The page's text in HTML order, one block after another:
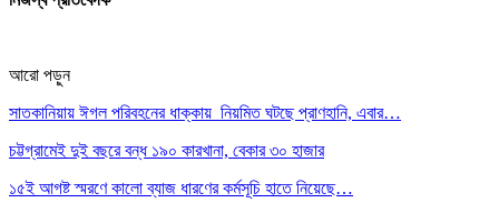
আরো পড়ুন
সাতকানিয়ায় ঈগল পরিবহনের ধাক্কায় নিয়মিত ঘটছে প্রাণহানি, এবার…
চট্টগ্রামেই দুই বছরে বন্ধ ১৯০ কারখানা, বেকার ৩০ হাজার
১৫ই আগষ্ট স্মরণে কালো ব্যাজ ধারণের কর্মসূচি হাতে নিয়েছে…